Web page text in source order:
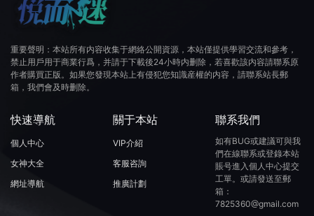
重要聲明：本站所有内容收集于網絡公開資源，本站僅提供學習交流和參考，
禁止用戶用于商業行爲，并請于下載後24小時内删除，若喜歡該内容請聯系原
作者購買正版。如果您發現本站上有侵犯您知識産權的内容，請聯系站長郵
箱，我們會及時删除。
快速導航
個人中心
女神大全
網址導航
關于本站
VIP介紹
客服咨詢
推廣計劃
聯系我們
如有BUG或建議可與我
們在線聯系或登錄本站
賬号進入個人中心提交
工單。或請發送至郵
箱：
7825360@gmail.com